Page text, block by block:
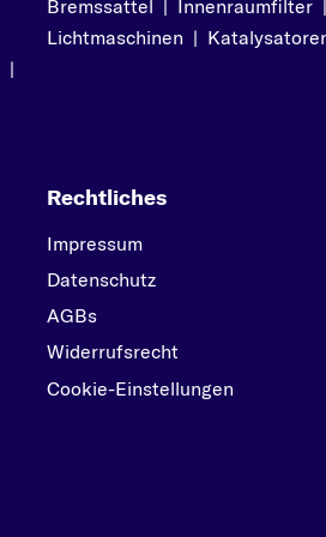
|
Bremssattel | Innenraumfilter |
Lichtmaschinen |
Rechtliches
Impressum
Datenschutz
AGBs
Widerrufsrecht
Cookie-Einstellungen